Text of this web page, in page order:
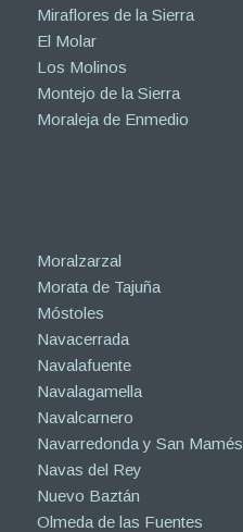
Miraflores de la Sierra
El Molar
Los Molinos
Montejo de la Sierra
Moraleja de Enmedio
Moralzarzal
Morata de Tajuña
Móstoles
Navacerrada
Navalafuente
Navalagamella
Navalcarnero
Navarredonda y San Mamés
Navas del Rey
Nuevo Baztán
Olmeda de las Fuentes